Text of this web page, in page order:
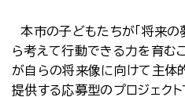
本市の子どもたちが「将来の
ら考えて行動できる力を育む
が自らの将来像に向けて主体
提供する応募型のプロジェクト